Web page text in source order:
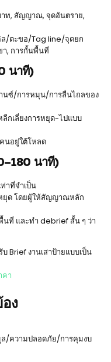
ท, สัญญาณ, จุดอันตราย,
ล/ตะขอ/Tag line/จุดยก
า, การกั้นพื้นที่
นาที)
นซ์/การหมุน/การลื่นไถลของ
ลีกเลี่ยงการหยุด-ไปแบบ
นอยู่ใต้โหลด
นาที)
าที่จำเป็น
ยุด โดยผู้ให้สัญญาณหลัก
นที่ และทำ debrief สั้น ๆ ว่า
Brief งานเสาป้ายแบบเป็น
คา
ง
ล/ความปลอดภัย/การคุมงบ